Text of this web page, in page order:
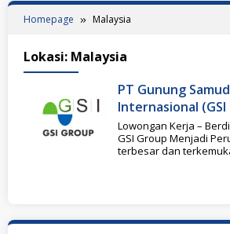
Homepage Malaysia
Lokasi: Malaysia
PT Gunung
Internasional
Lowongan Kerja –
GSI Group Menjadi
terbesar dan